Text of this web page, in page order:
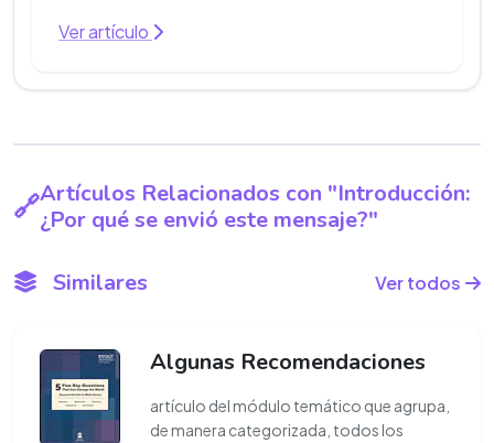
Ver artículo
Artículos Relacionados con "Introducción:
¿Por qué se envió este mensaje?"
Similares Ver todos
Algunas Recomendaciones
artículo del módulo temático que agrupa,
de manera categorizada, todos los